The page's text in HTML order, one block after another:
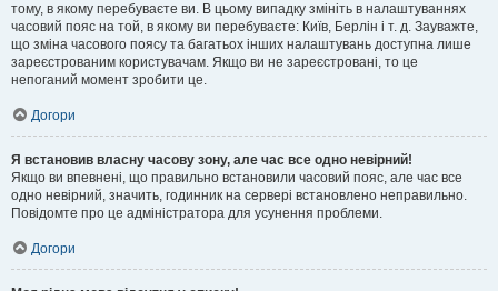
тому, в якому перебуваєте ви. В цьому випадку змініть в налаштуваннях
часовий пояс на той, в якому ви перебуваєте: Київ, Берлін і т. д. Зауважте,
що зміна часового поясу та багатьох інших налаштувань доступна лише
зареєстрованим користувачам. Якщо ви не зареєстровані, то це
непоганий момент зробити це.
Догори
Я встановив власну часову зону, але час все одно невірний!
Якщо ви впевнені, що правильно встановили часовий пояс, але час все
одно невірний, значить, годинник на сервері встановлено неправильно.
Повідомте про це адміністратора для усунення проблеми.
Догори